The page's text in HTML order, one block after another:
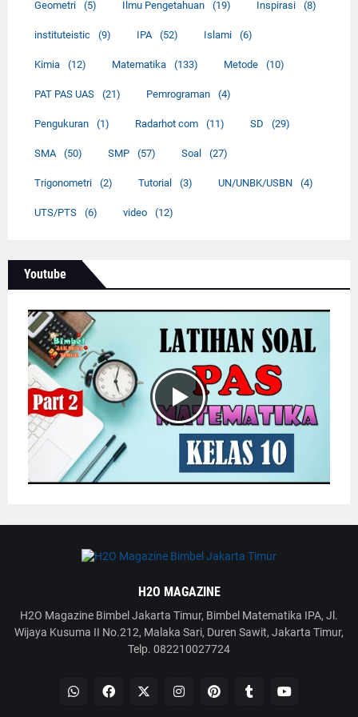
Geometri (5) Ilmu Pengetahuan (19) Inspirasi (8)
instituteistic (9) IPA (52) Islami (6)
Kimia (12) Matematika (133) Metode (10)
PAT PAS UAS (21) Pemrograman (4)
Pengukuran (1) Radarhot com (11) SD (29)
SMA (50) SMP (57) Soal (27)
Trigonometri (2) Tutorial (3) UN/UNBK/USBN (4)
UTS/PTS (6) video (12)
Youtube
H2O MAGAZINE
H2O Magazine Bimbel Jakarta Timur, Bimbel Matematika IPA, Jl.
Wijaya Kusuma II No.212, Malaka Sari, Duren Sawit, Jakarta Timur,
Telp. 082210027724